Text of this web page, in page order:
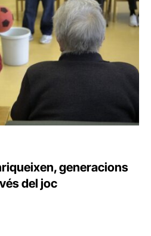
generacions
del joc